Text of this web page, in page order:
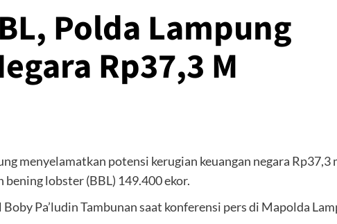
Polda Lampung
Rp37,3 M
menyelamatkan potensi kerugian keuangan negara Rp37,3
lobster (BBL) 149.400 ekor.
Pa’ludin Tambunan saat konferensi pers di Mapolda